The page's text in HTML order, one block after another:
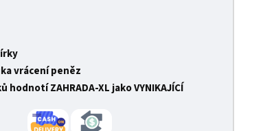
vrácení peněz
hodnotí ZAHRADA-XL jako VYNIKAJÍCÍ